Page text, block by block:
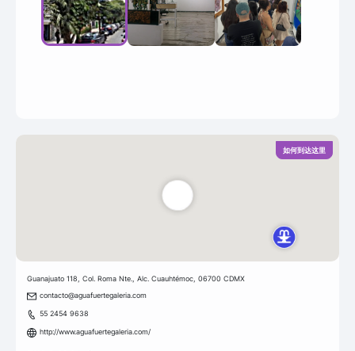
如何到达这里
Guanajuato 118, Col. Roma Nte., Alc. Cuauhtémoc, 06700 CDMX
contacto@aguafuertegaleria.com
55 2454 9638
http://www.aguafuertegaleria.com/